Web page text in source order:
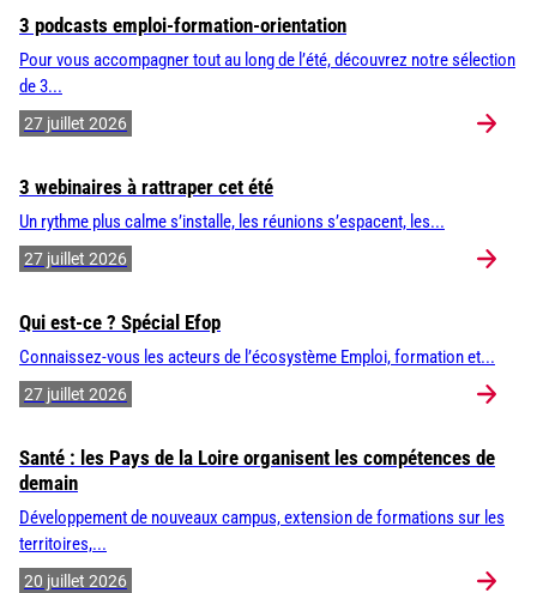
3 podcasts emploi-formation-orientation
Pour vous accompagner tout au long de l’été, découvrez notre sélection
de 3...
27 juillet 2026
3 webinaires à rattraper cet été
Un rythme plus calme s’installe, les réunions s’espacent, les...
27 juillet 2026
Qui est-ce ? Spécial Efop
Connaissez-vous les acteurs de l’écosystème Emploi, formation et...
27 juillet 2026
Santé : les Pays de la Loire organisent les compétences de
demain
Développement de nouveaux campus, extension de formations sur les
territoires,...
20 juillet 2026